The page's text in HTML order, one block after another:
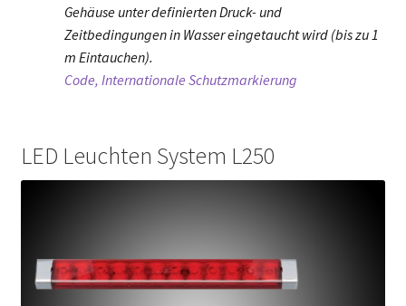
Gehäuse unter definierten Druck- und
Zeitbedingungen in Wasser eingetaucht wird (bis zu 1
m Eintauchen).
Code, Internationale Schutzmarkierung
LED Leuchten System L250